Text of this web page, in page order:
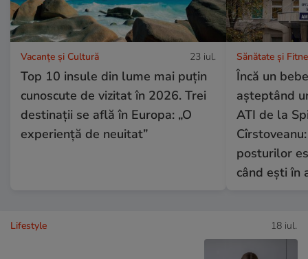
Vacanțe și Cultură 23 iul.
Top 10 insule din lume mai puțin
cunoscute de vizitat în 2026. Trei
destinații se află în Europa: „O
experiență de neuitat”
Sănătate și
Încă un
așteptând
ATI de la
posturilor
când ești în
Lifestyle 18 iul.